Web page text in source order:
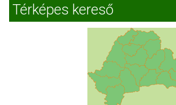
Térképes kereső